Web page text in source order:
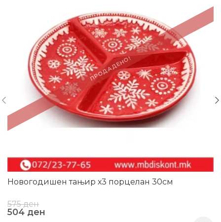
ПРОДАДЕНО!
Новогодишен тањир х3 порцелан 30см
575ден
504 ден